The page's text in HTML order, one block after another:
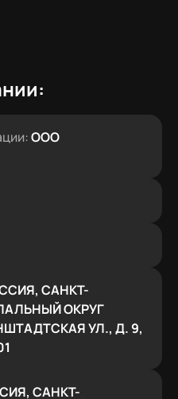
ООО
САНКТ-
ОКРУГ
УЛ., Д. 9,
САНКТ-